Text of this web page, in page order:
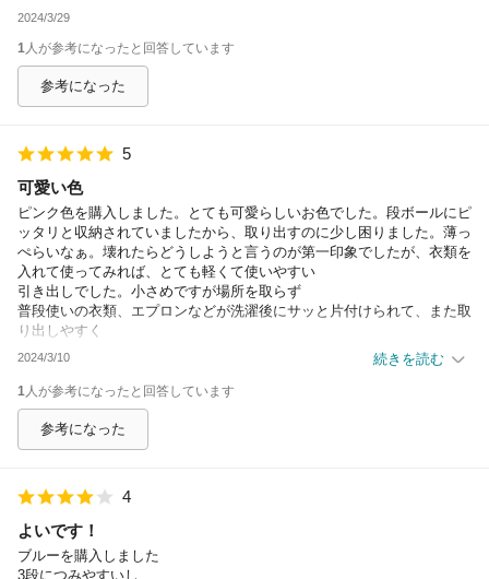
2024/3/29
1人が参考になったと回答しています
参考になった
5
可愛い色
ピンク色を購入しました。とても可愛らしいお色でした。段ボールにピ
ッタリと収納されていましたから、取り出すのに少し困りました。薄っ
ぺらいなぁ。壊れたらどうしようと言うのが第一印象でしたが、衣類を
入れて使ってみれば、とても軽くて使いやすい
引き出しでした。小さめですが場所を取らず
普段使いの衣類、エプロンなどが洗濯後にサッと片付けられて、また取
り出しやすく
見た目通りの衣装ケースでした。タイムサービスでお得に購入できて良
2024/3/10 続きを読む
1人が参考になったと回答しています
参考になった
4
よいです！
ブルーを購入しました
3段につみやすいし